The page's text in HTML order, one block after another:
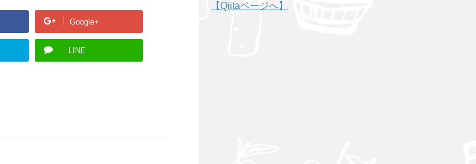
Google+
LINE
【Qiitaページへ】